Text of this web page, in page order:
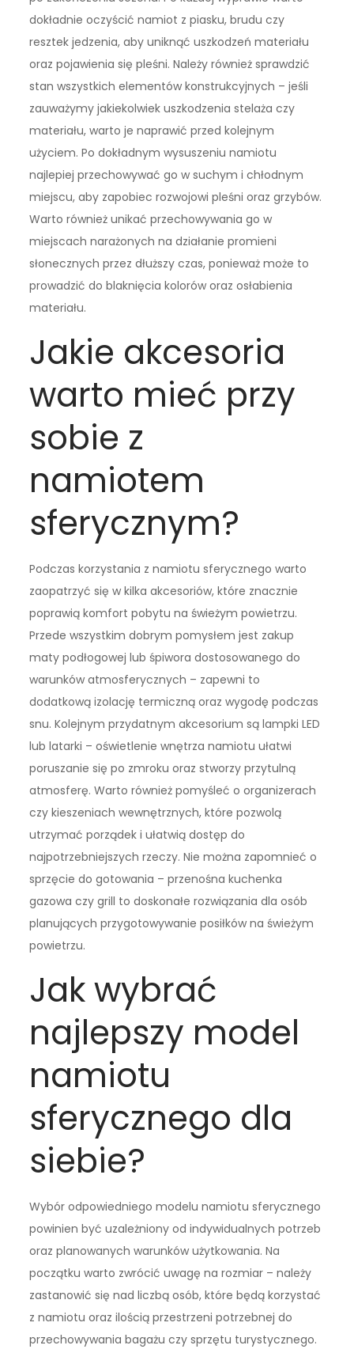
dokładnie oczyścić namiot z piasku, brudu czy
resztek jedzenia, aby uniknąć uszkodzeń materiału
oraz pojawienia się pleśni. Należy również sprawdzić
stan wszystkich elementów konstrukcyjnych – jeśli
zauważymy jakiekolwiek uszkodzenia stelaża czy
materiału, warto je naprawić przed kolejnym
użyciem. Po dokładnym wysuszeniu namiotu
najlepiej przechowywać go w suchym i chłodnym
miejscu, aby zapobiec rozwojowi pleśni oraz grzybów.
Warto również unikać przechowywania go w
miejscach narażonych na działanie promieni
słonecznych przez dłuższy czas, ponieważ może to
prowadzić do blaknięcia kolorów oraz osłabienia
materiału.
Jakie akcesoria
warto mieć przy
sobie z
namiotem
sferycznym?
Podczas korzystania z namiotu sferycznego warto
zaopatrzyć się w kilka akcesoriów, które znacznie
poprawią komfort pobytu na świeżym powietrzu.
Przede wszystkim dobrym pomysłem jest zakup
maty podłogowej lub śpiwora dostosowanego do
warunków atmosferycznych – zapewni to
dodatkową izolację termiczną oraz wygodę podczas
snu. Kolejnym przydatnym akcesorium są lampki LED
lub latarki – oświetlenie wnętrza namiotu ułatwi
poruszanie się po zmroku oraz stworzy przytulną
atmosferę. Warto również pomyśleć o organizerach
czy kieszeniach wewnętrznych, które pozwolą
utrzymać porządek i ułatwią dostęp do
najpotrzebniejszych rzeczy. Nie można zapomnieć o
sprzęcie do gotowania – przenośna kuchenka
gazowa czy grill to doskonałe rozwiązania dla osób
planujących przygotowywanie posiłków na świeżym
powietrzu.
Jak wybrać
najlepszy model
namiotu
sferycznego dla
siebie?
Wybór odpowiedniego modelu namiotu sferycznego
powinien być uzależniony od indywidualnych potrzeb
oraz planowanych warunków użytkowania. Na
początku warto zwrócić uwagę na rozmiar – należy
zastanowić się nad liczbą osób, które będą korzystać
z namiotu oraz ilością przestrzeni potrzebnej do
przechowywania bagażu czy sprzętu turystycznego.